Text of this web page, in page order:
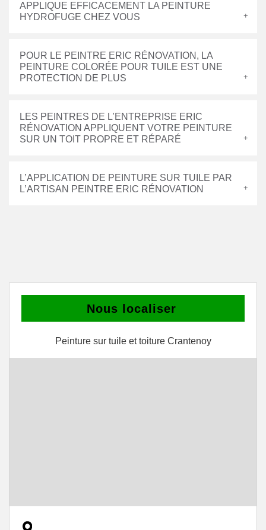
APPLIQUE EFFICACEMENT LA PEINTURE
HYDROFUGE CHEZ VOUS
POUR LE PEINTRE ERIC RÉNOVATION, LA
PEINTURE COLORÉE POUR TUILE EST UNE
PROTECTION DE PLUS
LES PEINTRES DE L’ENTREPRISE ERIC
RÉNOVATION APPLIQUENT VOTRE PEINTURE
SUR UN TOIT PROPRE ET RÉPARÉ
L’APPLICATION DE PEINTURE SUR TUILE PAR
L’ARTISAN PEINTRE ERIC RÉNOVATION
Nous localiser
Peinture sur tuile et toiture Crantenoy